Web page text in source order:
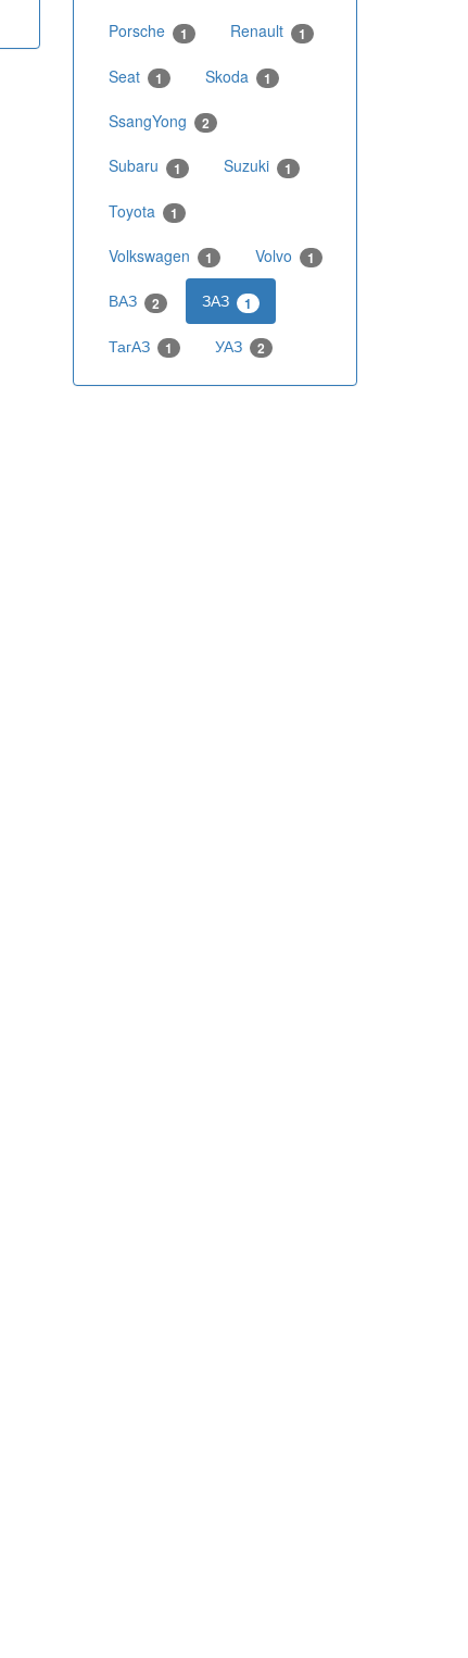
Porsche 1 Renault 1
Seat 1 Skoda 1
SsangYong 2
Subaru 1 Suzuki 1
Toyota 1
Volkswagen 1 Volvo 1
ВАЗ 2 ЗАЗ 1
ТагАЗ 1 УАЗ 2